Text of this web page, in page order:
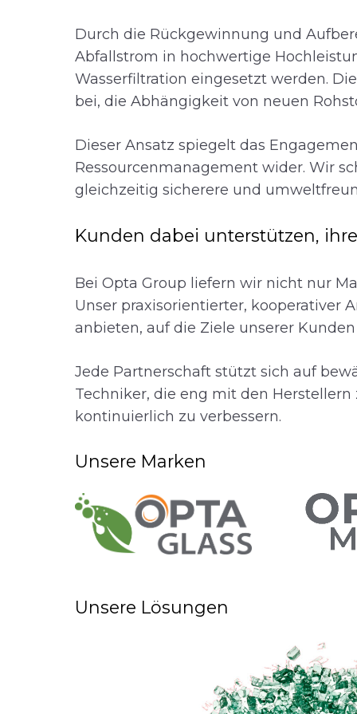
Durch die Rückgewinnung und
Abfallstrom in hochwertige
Wasserfiltration eingesetzt werden.
bei, die Abhängigkeit von neuen
Dieser Ansatz spiegelt das
Ressourcenmanagement wider. Wir
gleichzeitig sicherere und
Kunden dabei unterstützen,
Bei Opta Group liefern wir nicht nur
Unser praxisorientierter, kooperativer
anbieten, auf die Ziele unserer
Jede Partnerschaft stützt sich auf
Techniker, die eng mit den
kontinuierlich zu verbessern.
Unsere Marken
Unsere Lösungen